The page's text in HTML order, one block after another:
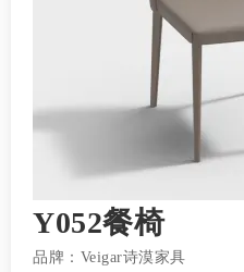
Y052餐椅
品牌： Veigar诗漠家具